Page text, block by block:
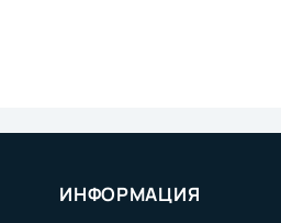
ИНФОРМАЦИЯ